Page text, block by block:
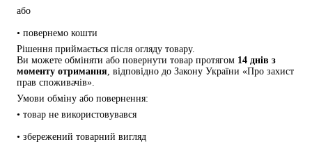
або
• повернемо кошти
Рішення приймається після огляду товару.
Ви можете обміняти або повернути товар протягом 14 днів з
моменту отримання , відповідно до Закону України «Про захист
прав споживачів».
Умови обміну або повернення:
• товар не використовувався
• збережений товарний вигляд